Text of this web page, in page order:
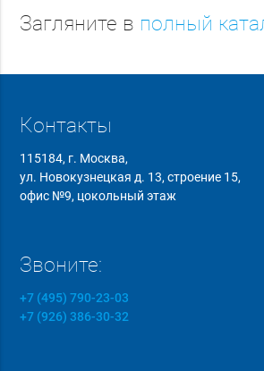
Загляните в полный
Контакты
115184, г. Москва,
ул. Новокузнецкая д. 13, строение 15,
офис №9, цокольный этаж
Звоните:
+7 (495) 790-23-03
+7 (926) 386-30-32